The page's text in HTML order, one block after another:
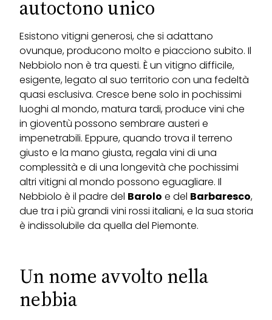
autoctono unico
Esistono vitigni generosi, che si adattano
ovunque, producono molto e piacciono subito. Il
Nebbiolo non è tra questi. È un vitigno difficile,
esigente, legato al suo territorio con una fedeltà
quasi esclusiva. Cresce bene solo in pochissimi
luoghi al mondo, matura tardi, produce vini che
in gioventù possono sembrare austeri e
impenetrabili. Eppure, quando trova il terreno
giusto e la mano giusta, regala vini di una
complessità e di una longevità che pochissimi
altri vitigni al mondo possono eguagliare. Il
Nebbiolo è il padre del Barolo e del Barbaresco,
due tra i più grandi vini rossi italiani, e la sua storia
è indissolubile da quella del Piemonte.
Un nome avvolto nella
nebbia